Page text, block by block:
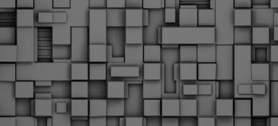
Μεγάλες μέρες ζει ο "οργανισμός" της Δημοτικής Αστυνομίας!
Να θυμίσουμε ότι κανονικές προσλήψεις στην Δημοτική
Αστυνομία έχουν να γίνουν από το 2010. Δεκαέξι ολόκληρα
χρόνια! Και βέβαια, ακόμη και με αυτές τις προσλήψεις, δεν
φτάνουμε ούτε τα 2/3 των Δημοτικών Αστυνομικών που
υπηρετούσαν το 2013 προ της κατάργησης της υπηρεσίας με
απόφαση του σημερινού πρωθυπουργού Κυριάκου Μητσοτάκη. Ας
είναι...
2
Δημοτική Αστυνομία Θεσσαλονίκης: Διμηνιαίος
απολογισμός ελέγχων τήρησης νομοθεσίας